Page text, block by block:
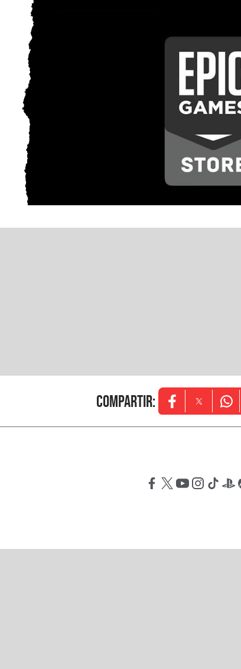
Compartir: Opens in new
Opens in
Opens in new
Opens in new
Opens in
Opens in